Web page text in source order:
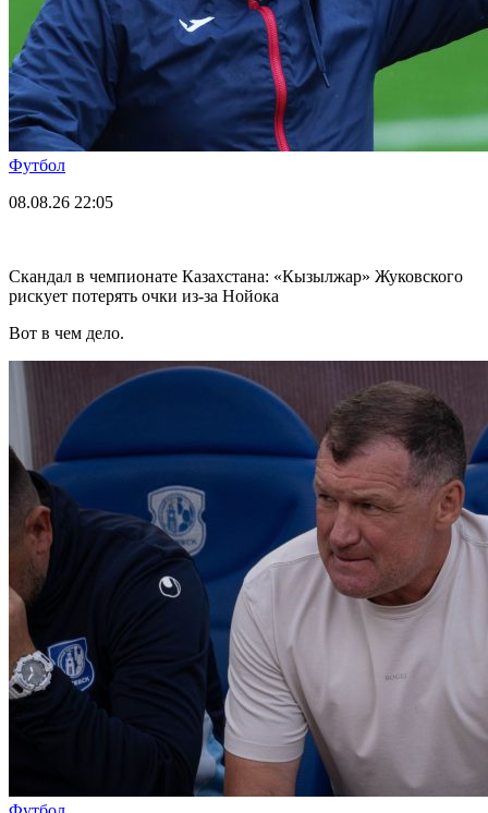
Футбол
08.08.26 22:05
Скандал в чемпионате Казахстана: «Кызылжар» Жуковского
рискует потерять очки из-за Нойока
Вот в чем дело.